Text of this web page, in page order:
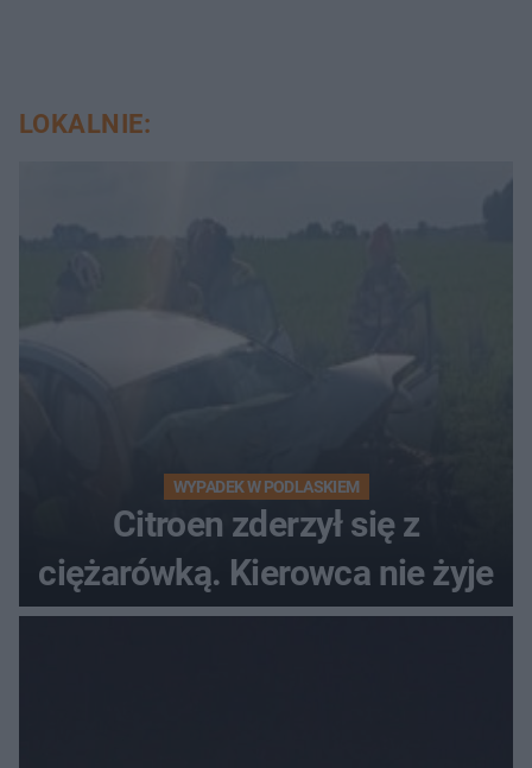
LOKALNIE:
WYPADEK W PODLASKIEM
Citroen zderzył się z
ciężarówką. Kierowca nie żyje